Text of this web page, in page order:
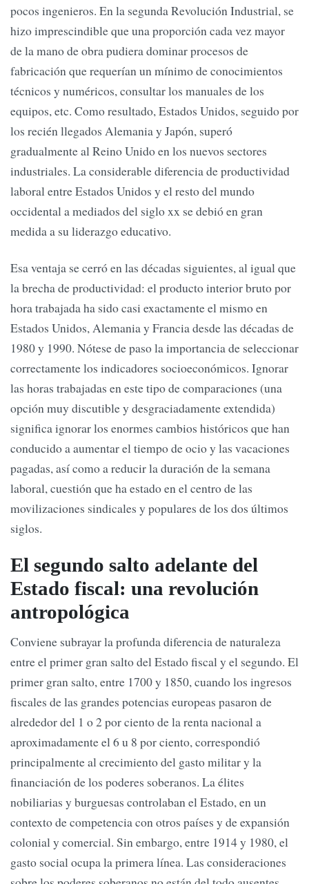
pocos ingenieros. En la segunda Revolución Industrial, se
hizo imprescindible que una proporción cada vez mayor
de la mano de obra pudiera dominar procesos de
fabricación que requerían un mínimo de conocimientos
técnicos y numéricos, consultar los manuales de los
equipos, etc. Como resultado, Estados Unidos, seguido por
los recién llegados Alemania y Japón, superó
gradualmente al Reino Unido en los nuevos sectores
industriales. La considerable diferencia de productividad
laboral entre Estados Unidos y el resto del mundo
occidental a mediados del siglo xx se debió en gran
medida a su liderazgo educativo.
Esa ventaja se cerró en las décadas siguientes, al igual que
la brecha de productividad: el producto interior bruto por
hora trabajada ha sido casi exactamente el mismo en
Estados Unidos, Alemania y Francia desde las décadas de
1980 y 1990. Nótese de paso la importancia de seleccionar
correctamente los indicadores socioeconómicos. Ignorar
las horas trabajadas en este tipo de comparaciones (una
opción muy discutible y desgraciadamente extendida)
significa ignorar los enormes cambios históricos que han
conducido a aumentar el tiempo de ocio y las vacaciones
pagadas, así como a reducir la duración de la semana
laboral, cuestión que ha estado en el centro de las
movilizaciones sindicales y populares de los dos últimos
siglos.
El segundo salto adelante del
Estado fiscal: una revolución
antropológica
Conviene subrayar la profunda diferencia de naturaleza
entre el primer gran salto del Estado fiscal y el segundo. El
primer gran salto, entre 1700 y 1850, cuando los ingresos
fiscales de las grandes potencias europeas pasaron de
alrededor del 1 o 2 por ciento de la renta nacional a
aproximadamente el 6 u 8 por ciento, correspondió
principalmente al crecimiento del gasto militar y la
financiación de los poderes soberanos. La élites
nobiliarias y burguesas controlaban el Estado, en un
contexto de competencia con otros países y de expansión
colonial y comercial. Sin embargo, entre 1914 y 1980, el
gasto social ocupa la primera línea. Las consideraciones